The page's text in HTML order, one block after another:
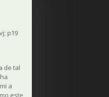
p19
de tal
a
este